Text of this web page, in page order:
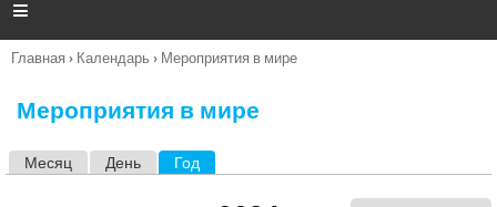
п

Вы
Главная › Календарь › Мероприятия в мире
Мероприятия в мире
Месяц День Год